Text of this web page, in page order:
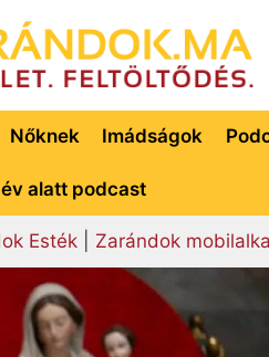
Nőknek Imádságok
alatt podcast
Esték| Zarándok